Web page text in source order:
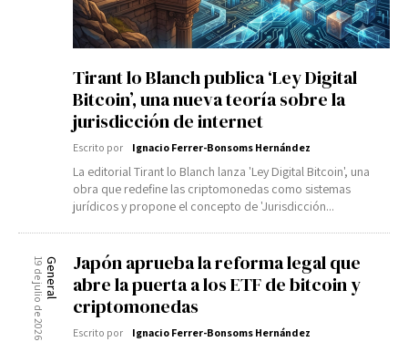
Tirant lo Blanch publica ‘Ley Digital
Bitcoin’, una nueva teoría sobre la
jurisdicción de internet
Escrito por Ignacio Ferrer-Bonsoms Hernández
La editorial Tirant lo Blanch lanza 'Ley Digital Bitcoin', una
obra que redefine las criptomonedas como sistemas
jurídicos y propone el concepto de 'Jurisdicción...
General
19 de julio de 2026
Japón aprueba la reforma legal que
abre la puerta a los ETF de bitcoin y
criptomonedas
Escrito por Ignacio Ferrer-Bonsoms Hernández